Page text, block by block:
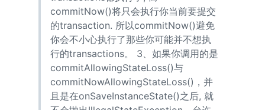
commitNow()将只会执行你当前要提交
的transaction. 所以commitNow()避免
你会不小心执行了那些你可能并不想执
行的transactions。 3、如果你调用的是
commitAllowingStateLoss()与
commitNowAllowingStateLoss()，并
且是在onSaveInstanceState()之后, 就